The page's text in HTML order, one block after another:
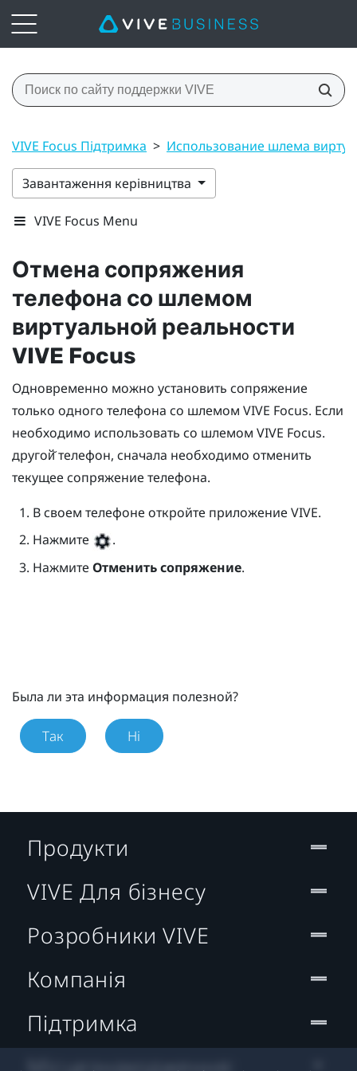
VIVE Focus Підтримка > Использование шлема
Завантаження керівництва
VIVE Focus Menu
Отмена сопряжения
телефона со шлемом
виртуальной реальности
VIVE Focus
Одновременно можно установить сопряжение
только одного телефона со шлемом VIVE Focus. Если
необходимо использовать со шлемом VIVE Focus.
другой̆ телефон, сначала необходимо отменить
текущее сопряжение телефона.
В своем телефоне откройте приложение VIVE.
Нажмите
.
Нажмите Отменить сопряжение.
Была ли эта информация полезной?
Так Ні
Продукти
VIVE Для бізнесу
Розробники VIVE
Компанія
Підтримка